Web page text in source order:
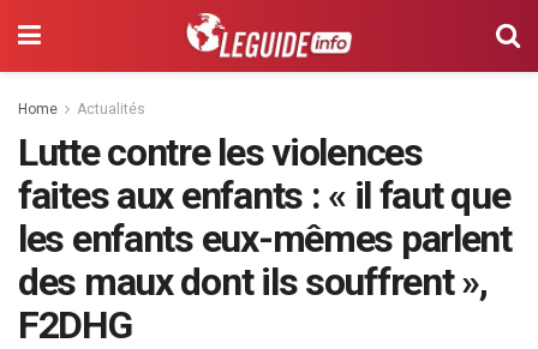
Home Actualités
Lutte contre les violences
faites aux enfants : « il faut que
les enfants eux-mêmes parlent
des maux dont ils souffrent »,
F2DHG